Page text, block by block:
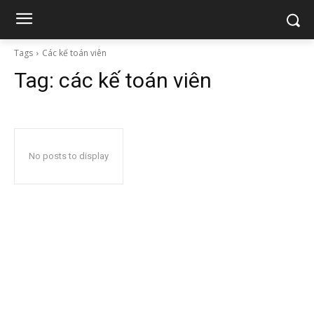
Tags Các kế toán viên
Tag: các kế toán viên
No posts to display